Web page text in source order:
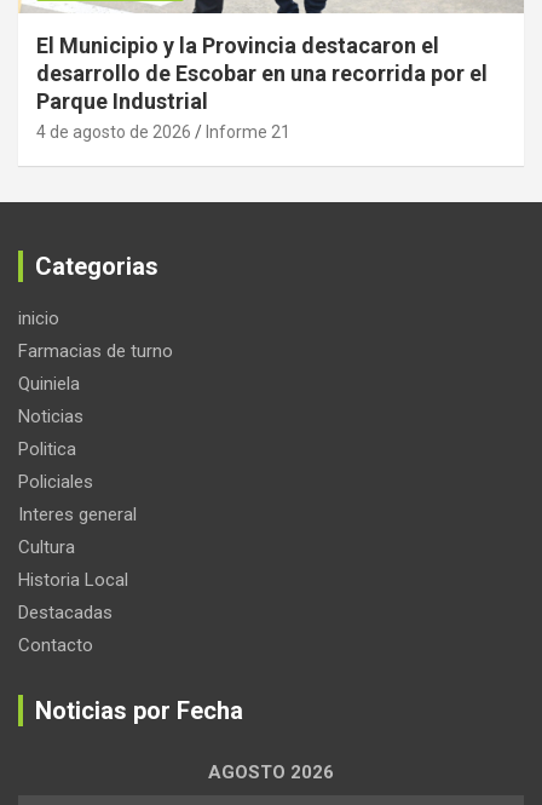
El Municipio y la Provincia destacaron el
desarrollo de Escobar en una recorrida por el
Parque Industrial
4 de agosto de 2026 Informe 21
Categorias
inicio
Farmacias de turno
Quiniela
Noticias
Politica
Policiales
Interes general
Cultura
Historia Local
Destacadas
Contacto
Noticias por Fecha
AGOSTO 2026